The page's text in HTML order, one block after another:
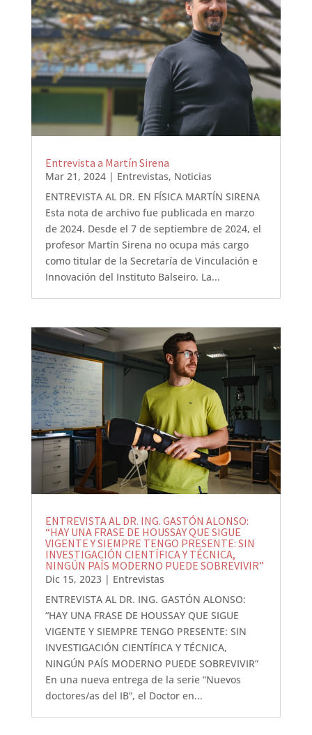
Entrevista a Martín Sirena
Mar 21, 2024| Entrevistas, Noticias
ENTREVISTA AL DR. EN FÍSICA MARTÍN SIRENA
Esta nota de archivo fue publicada en marzo
de 2024. Desde el 7 de septiembre de 2024, el
profesor Martín Sirena no ocupa más cargo
como titular de la Secretaría de Vinculación e
Innovación del Instituto Balseiro. La...
ENTREVISTA AL DR. ING. GASTÓN ALONSO:
“HAY UNA FRASE DE HOUSSAY QUE SIGUE
VIGENTE Y SIEMPRE TENGO PRESENTE: SIN
INVESTIGACIÓN CIENTÍFICA Y TÉCNICA,
NINGÚN PAÍS MODERNO PUEDE SOBREVIVIR”
Dic 15, 2023| Entrevistas
ENTREVISTA AL DR. ING. GASTÓN ALONSO:
“HAY UNA FRASE DE HOUSSAY QUE SIGUE
VIGENTE Y SIEMPRE TENGO PRESENTE: SIN
INVESTIGACIÓN CIENTÍFICA Y TÉCNICA,
NINGÚN PAÍS MODERNO PUEDE SOBREVIVIR”
En una nueva entrega de la serie “Nuevos
doctores/as del IB”, el Doctor en...